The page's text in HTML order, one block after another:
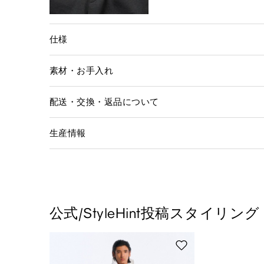
仕様
素材・お手入れ
配送・交換・返品について
生産情報
公式/StyleHint投稿スタイリング